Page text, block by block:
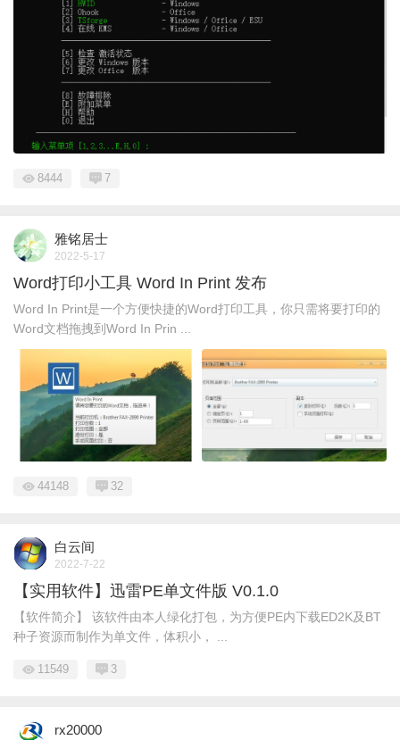
8444 7
雅铭居士
2022-5-17
Word打印小工具 Word In Print 发布
Word In Print是一个方便快捷的Word打印工具，你只需将要打印的
Word文档拖拽到Word In Prin ...
44148 32
白云间
2022-7-22
【实用软件】迅雷PE单文件版 V0.1.0
【软件简介】 该软件由本人绿化打包，为方便PE内下载ED2K及BT
种子资源而制作为单文件，体积小， ...
11549 3
rx20000